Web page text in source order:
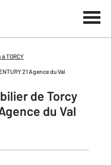
TORCY
21 Agence du Val
de Torcy
du Val